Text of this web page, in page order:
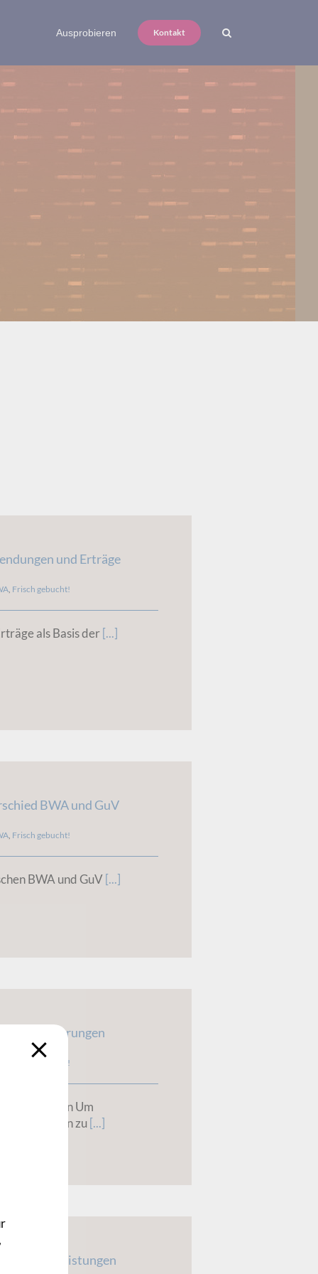
Ausprobieren Kontakt
und Erträge
Frisch gebucht!
als Basis der[...]
BWA und GuV
Frisch gebucht!
BWA und GuV[...]
Frisch gebucht!
verstehen Um
verstehen zu[...]
Eigenleistungen